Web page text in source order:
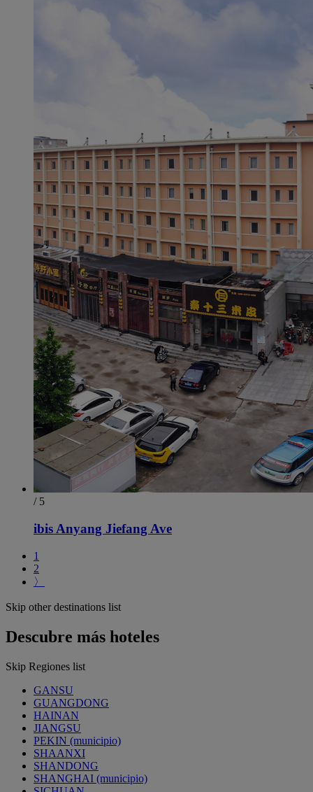
/ 5
ibis Anyang Jiefang Ave
1
2
〉
Skip other destinations list
Descubre más hoteles
Skip Regiones list
GANSU
GUANGDONG
HAINAN
JIANGSU
PEKIN (municipio)
SHAANXI
SHANDONG
SHANGHAI (municipio)